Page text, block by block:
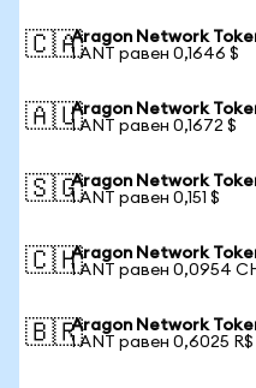
🇨🇦Aragon Network
1 ANT равен 0,1646 $
🇦🇺Aragon Network
1 ANT равен 0,1672 $
🇸🇬Aragon Network
1 ANT равен 0,151 $
🇨🇭Aragon Network
1 ANT равен 0,0954
🇧🇷Aragon Network
1 ANT равен 0,6025 R$